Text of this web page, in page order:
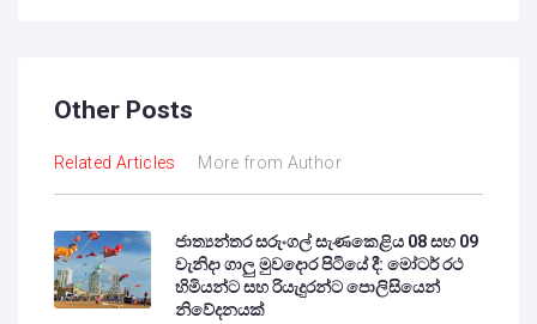
Other Posts
Related Articles More from Author
ජාත්‍යන්තර සරුංගල් සැණකෙළිය 08 සහ 09
වැනිදා ගාලු මුවදොර පිටියේ දී: මෝටර් රථ
හිමියන්ට සහ රියැදුරන්ට පොලිසියෙන්
නිවේදනයක්